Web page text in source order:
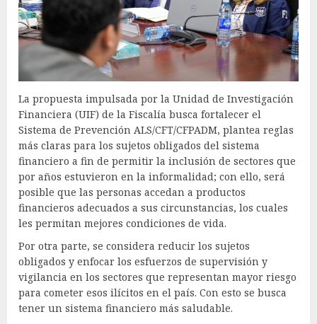
La propuesta impulsada por la Unidad de Investigación
Financiera (UIF) de la Fiscalía busca fortalecer el
Sistema de Prevención ALS/CFT/CFPADM, plantea reglas
más claras para los sujetos obligados del sistema
financiero a fin de permitir la inclusión de sectores que
por años estuvieron en la informalidad; con ello, será
posible que las personas accedan a productos
financieros adecuados a sus circunstancias, los cuales
les permitan mejores condiciones de vida.
Por otra parte, se considera reducir los sujetos
obligados y enfocar los esfuerzos de supervisión y
vigilancia en los sectores que representan mayor riesgo
para cometer esos ilícitos en el país. Con esto se busca
tener un sistema financiero más saludable.